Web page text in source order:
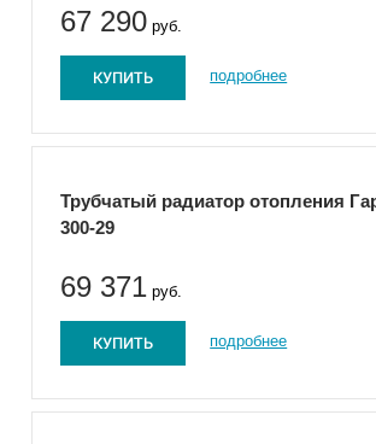
67 290 руб.
КУПИТЬ подробнее
Трубчатый радиатор отопления
300-29
69 371 руб.
КУПИТЬ подробнее